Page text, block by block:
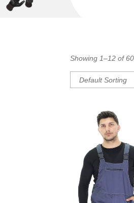
Showing 1–12 of
Default Sorting